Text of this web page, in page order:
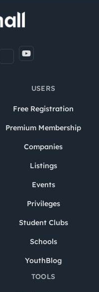
USERS
Free Registration
Premium Membership
Companies
Listings
Events
Privileges
Student Clubs
Schools
YouthBlog
TOOLS